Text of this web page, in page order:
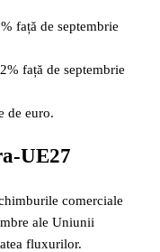
față de septembrie
față de septembrie
de euro.
comerciale
ale Uniunii
fluxurilor.